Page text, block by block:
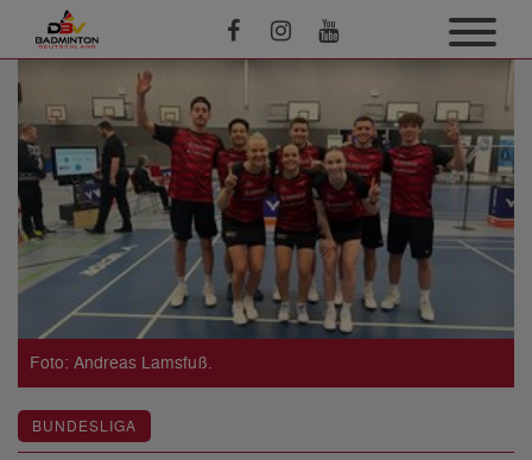
Foto: Andreas Lamsfuß.
BUNDESLIGA